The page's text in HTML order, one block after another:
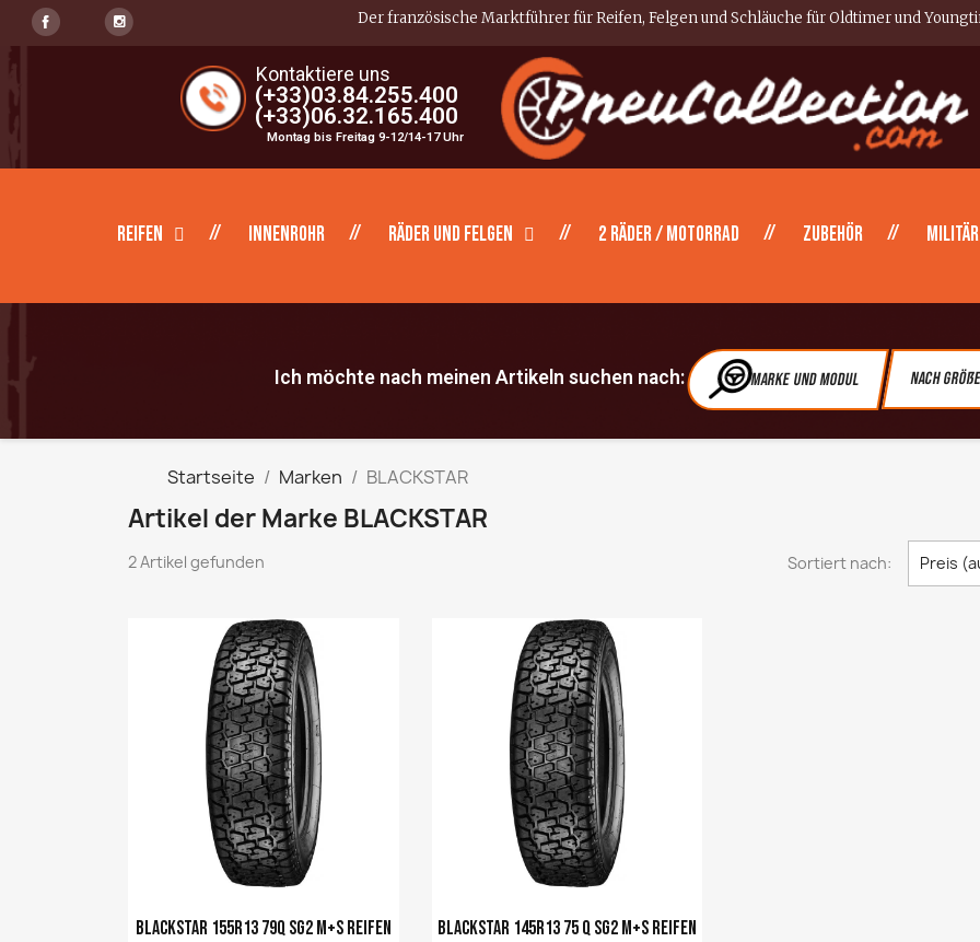
Der französische Marktführer für Reifen, Felgen und Schläuche für Oldtimer und
Kontaktiere uns
(+33)03.84.255.400
(+33)06.32.165.400
Montag bis Freitag 9-12/14-17 Uhr
Reifen Innenrohr Räder und Felgen 2 Räder / Motorrad Zubehör Militär
Ich möchte nach meinen Artikeln suchen nach: Marke und Modul Nach
Startseite Marken BLACKSTAR
Artikel der Marke BLACKSTAR
2 Artikel gefunden Sortiert nach: Preis
Blackstar 155R13 79Q SG2 M+S Reifen Blackstar 145R13 75 Q SG2 M+S Reifen